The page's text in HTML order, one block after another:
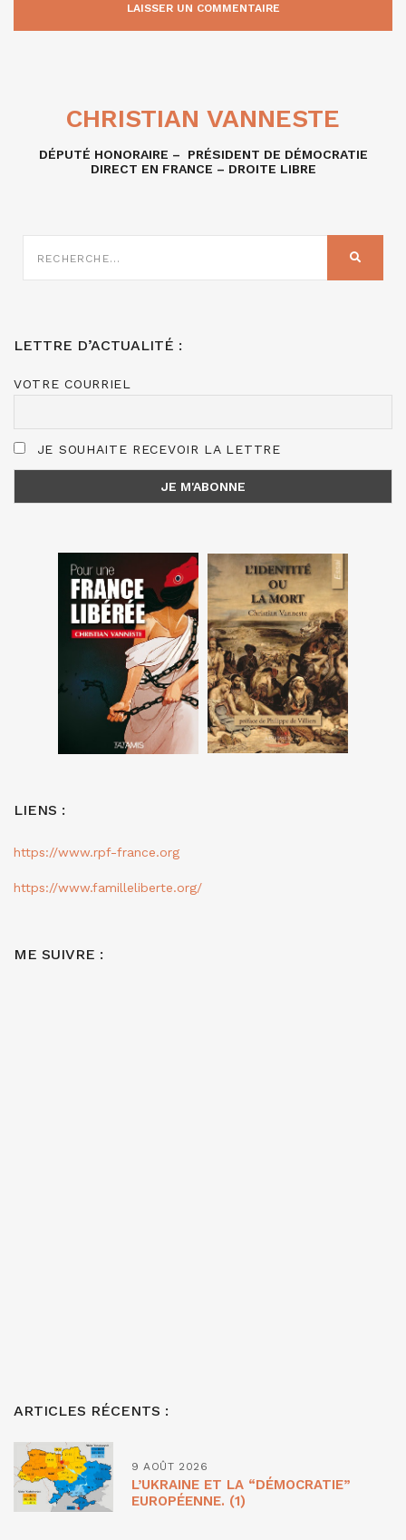
CHRISTIAN VANNESTE
DÉPUTÉ HONORAIRE – PRÉSIDENT DE DÉMOCRATIE
DIRECT EN FRANCE – DROITE LIBRE
SUR
LETTRE D’ACTUALITÉ :
VOTRE COURRIEL
JE SOUHAITE RECEVOIR LA LETTRE
LIENS :
https://www.rpf-france.org
https://www.familleliberte.org/
ME SUIVRE :
ARTICLES RÉCENTS :
9 AOÛT 2026
L’UKRAINE ET LA “DÉMOCRATIE”
EUROPÉENNE. (1)